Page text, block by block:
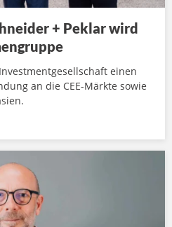
+ Peklar wird
einen
an die CEE-Märkte sowie